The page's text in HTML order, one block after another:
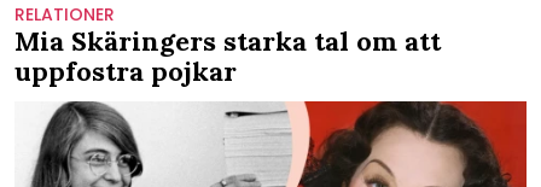
RELATIONER
Mia Skäringers starka tal om att
uppfostra pojkar